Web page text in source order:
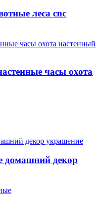
леса cnc
часы охота
домашний декор